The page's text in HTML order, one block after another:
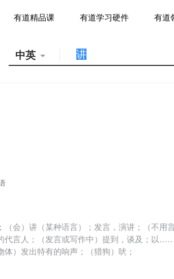
有道精品课 有道学习硬件 有道
中英
（会）讲（某种语言）；发言，演讲；（不用
人；（发言或写作中）提到，谈及；以……
体）发出特有的响声；（猎狗）吠；